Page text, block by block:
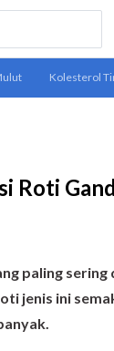
Roti
paling
jenis ini